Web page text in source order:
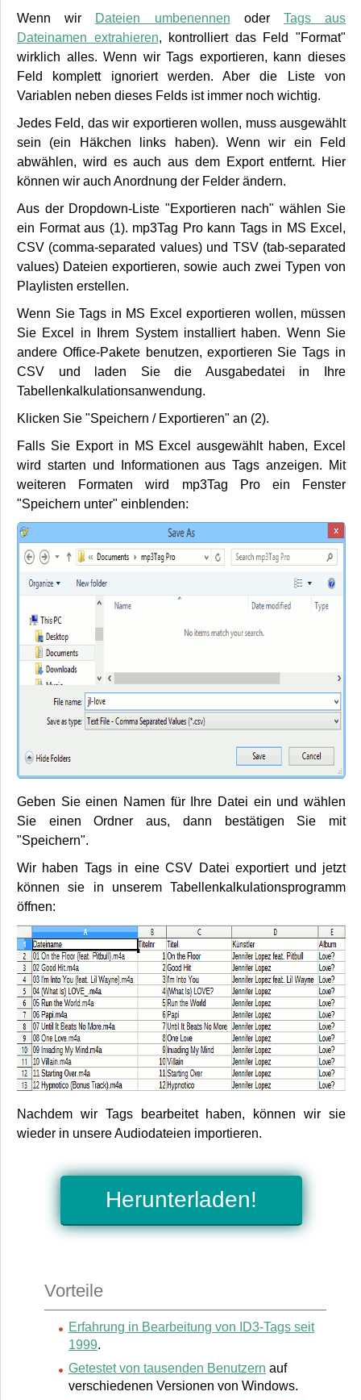
Wenn wir Dateien umbenennen oder Tags aus
Dateinamen extrahieren, kontrolliert das Feld "Format"
wirklich alles. Wenn wir Tags exportieren, kann dieses
Feld komplett ignoriert werden. Aber die Liste von
Variablen neben dieses Felds ist immer noch wichtig.
Jedes Feld, das wir exportieren wollen, muss ausgewählt
sein (ein Häkchen links haben). Wenn wir ein Feld
abwählen, wird es auch aus dem Export entfernt. Hier
können wir auch Anordnung der Felder ändern.
Aus der Dropdown-Liste "Exportieren nach" wählen Sie
ein Format aus (1). mp3Tag Pro kann Tags in MS Excel,
CSV (comma-separated values) und TSV (tab-separated
values) Dateien exportieren, sowie auch zwei Typen von
Playlisten erstellen.
Wenn Sie Tags in MS Excel exportieren wollen, müssen
Sie Excel in Ihrem System installiert haben. Wenn Sie
andere Office-Pakete benutzen, exportieren Sie Tags in
CSV und laden Sie die Ausgabedatei in Ihre
Tabellenkalkulationsanwendung.
Klicken Sie "Speichern / Exportieren" an (2).
Falls Sie Export in MS Excel ausgewählt haben, Excel
wird starten und Informationen aus Tags anzeigen. Mit
weiteren Formaten wird mp3Tag Pro ein Fenster
"Speichern unter" einblenden:
Geben Sie einen Namen für Ihre Datei ein und wählen
Sie einen Ordner aus, dann bestätigen Sie mit
"Speichern".
Wir haben Tags in eine CSV Datei exportiert und jetzt
können sie in unserem Tabellenkalkulationsprogramm
öffnen:
Nachdem wir Tags bearbeitet haben, können wir sie
wieder in unsere Audiodateien importieren.
Herunterladen!
Vorteile
Erfahrung in Bearbeitung von ID3-Tags seit
1999.
Getestet von tausenden Benutzern auf
verschiedenen Versionen von Windows.